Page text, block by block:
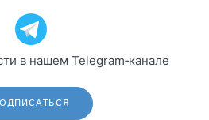
в нашем Telegram‑канале